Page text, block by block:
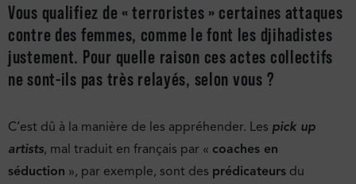
Vous qualifiez de « terroristes » certaines attaques
contre des femmes, comme le font les djihadistes
justement. Pour quelle raison ces actes collectifs
ne sont-ils pas très relayés, selon vous ?
C’est dû à la manière de les appréhender. Les pick up
artists, mal traduit en français par « coaches en
séduction », par exemple, sont des prédicateurs du